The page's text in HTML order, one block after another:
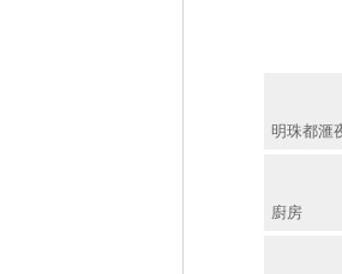
明珠都滙
廚房